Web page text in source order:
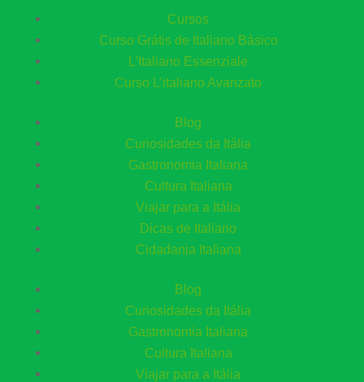
Cursos
Curso Grátis de Italiano Básico​
L’Italiano Essenziale
Curso L’italiano Avanzato
Blog
Curiosidades da Itália
Gastronomia Italiana
Cultura Italiana
Viajar para a Itália
Dicas de Italiano
Cidadania Italiana
Blog
Curiosidades da Itália
Gastronomia Italiana
Cultura Italiana
Viajar para a Itália